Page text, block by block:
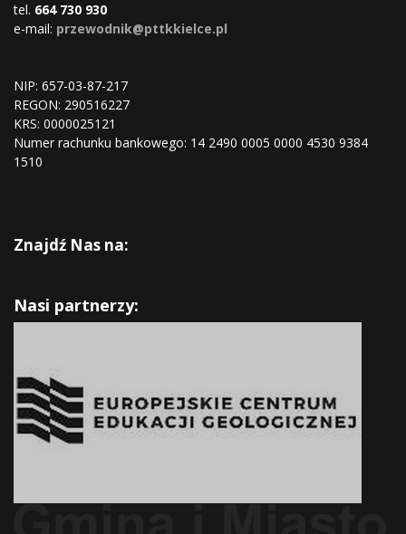
tel. 664 730 930
e-mail: przewodnik@pttkkielce.pl
NIP: 657-03-87-217
REGON: 290516227
KRS: 0000025121
Numer rachunku bankowego: 14 2490 0005 0000 4530 9384
1510
Znajdź Nas na:
Nasi partnerzy: